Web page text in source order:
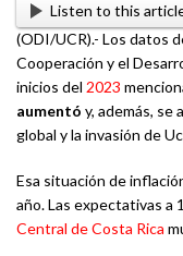
Listen to this
(ODI/UCR).- Los datos
Cooperación y el
inicios del 2023
aumentó y, además, se
global y la invasión de
Esa situación de
año. Las expectativas a
Central de Costa Rica